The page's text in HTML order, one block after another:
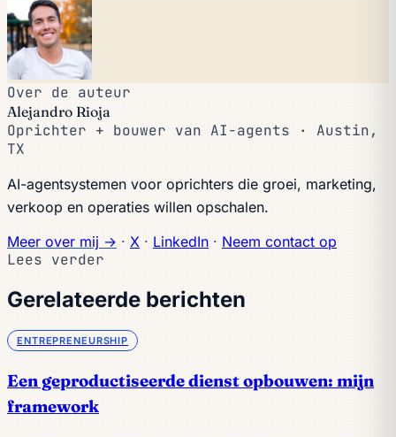
Over de auteur
Alejandro Rioja
Oprichter + bouwer van AI-agents · Austin,
TX
AI-agentsystemen voor oprichters die groei, marketing,
verkoop en operaties willen opschalen.
Meer over mij → · X · LinkedIn · Neem contact op
Lees verder
Gerelateerde berichten
ENTREPRENEURSHIP
Een geproductiseerde dienst opbouwen: mijn
framework